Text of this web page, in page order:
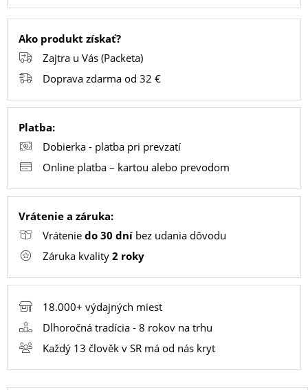
PC
NOTEBOOK
AUTOPRÍSLUŠENSTVO
SMART
DOMÁCNOSŤ
SMART
Ako produkt získať?
Zajtra u Vás (Packeta)
Doprava zdarma od 32 €
Platba:
Dobierka - platba pri prevzatí
Online platba – kartou alebo prevodom
Vrátenie a záruka:
Vrátenie do 30 dní bez udania dôvodu
Záruka kvality 2 roky
18.000+ výdajných miest
Dlhoročná tradícia - 8 rokov na trhu
Každý 13 člověk v SR má od nás kryt